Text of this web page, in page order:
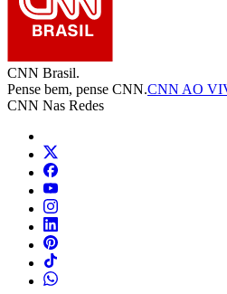
CNN Brasil.
Pense bem, pense CNN.CNN AO
CNN Nas Redes